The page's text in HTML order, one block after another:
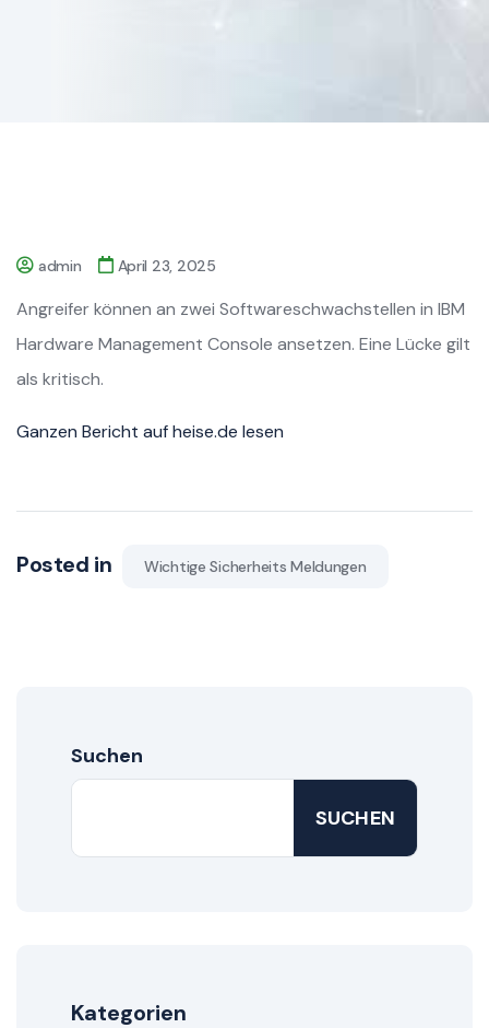
admin April 23, 2025
Angreifer können an zwei Softwareschwachstellen in IBM
Hardware Management Console ansetzen. Eine Lücke gilt
als kritisch.
Ganzen Bericht auf heise.de lesen
Posted in Wichtige Sicherheits Meldungen
Suchen
SUCHEN
Kategorien